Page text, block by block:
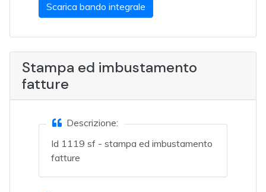
Scarica bando integrale
Stampa ed imbustamento
fatture
Descrizione:
Id 1119 sf - stampa ed imbustamento
fatture